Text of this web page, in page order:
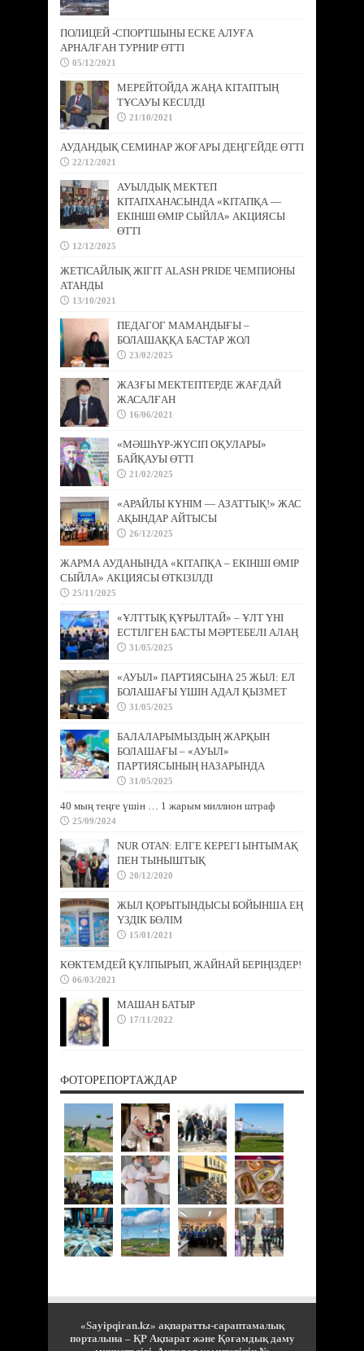
ПОЛИЦЕЙ -СПОРТШЫНЫ ЕСКЕ АЛУҒА
АРНАЛҒАН ТУРНИР ӨТТІ
05/12/2021
МЕРЕЙТОЙДА ЖАҢА КІТАПТЫҢ
ТҰСАУЫ КЕСІЛДІ
21/10/2021
АУДАНДЫҚ СЕМИНАР ЖОҒАРЫ ДЕҢГЕЙДЕ ӨТТІ
22/12/2021
АУЫЛДЫҚ МЕКТЕП
КІТАПХАНАСЫНДА «КІТАПҚА —
ЕКІНШІ ӨМІР СЫЙЛА» АКЦИЯСЫ
ӨТТІ
12/12/2025
ЖЕТІСАЙЛЫҚ ЖІГІТ ALASH PRIDE ЧЕМПИОНЫ
АТАНДЫ
13/10/2021
ПЕДАГОГ МАМАНДЫҒЫ –
БОЛАШАҚҚА БАСТАР ЖОЛ
23/02/2025
ЖАЗҒЫ МЕКТЕПТЕРДЕ ЖАҒДАЙ
ЖАСАЛҒАН
16/06/2021
«МӘШҺҮР-ЖҮСІП ОҚУЛАРЫ»
БАЙҚАУЫ ӨТТІ
21/02/2025
«АРАЙЛЫ КҮНІМ — АЗАТТЫҚ!» ЖАС
АҚЫНДАР АЙТЫСЫ
26/12/2025
ЖАРМА АУДАНЫНДА «КІТАПҚА – ЕКІНШІ ӨМІР
СЫЙЛА» АКЦИЯСЫ ӨТКІЗІЛДІ
25/11/2025
«ҰЛТТЫҚ ҚҰРЫЛТАЙ» – ҰЛТ ҮНІ
ЕСТІЛГЕН БАСТЫ МӘРТЕБЕЛІ АЛАҢ
31/05/2025
«АУЫЛ» ПАРТИЯСЫНА 25 ЖЫЛ: ЕЛ
БОЛАШАҒЫ ҮШІН АДАЛ ҚЫЗМЕТ
31/05/2025
БАЛАЛАРЫМЫЗДЫҢ ЖАРҚЫН
БОЛАШАҒЫ – «АУЫЛ»
ПАРТИЯСЫНЫҢ НАЗАРЫНДА
31/05/2025
40 мың теңге үшін … 1 жарым миллион штраф
25/09/2024
NUR OTAN: ЕЛГЕ КЕРЕГІ ЫНТЫМАҚ
ПЕН ТЫНЫШТЫҚ
20/12/2020
ЖЫЛ ҚОРЫТЫНДЫСЫ БОЙЫНША ЕҢ
ҮЗДІК БӨЛІМ
15/01/2021
КӨКТЕМДЕЙ ҚҰЛПЫРЫП, ЖАЙНАЙ БЕРІҢІЗДЕР!
06/03/2021
МАШАН БАТЫР
17/11/2022
ФОТОРЕПОРТАЖДАР
«Sayipqiran.kz» ақпаратты-сараптамалық
порталына – ҚР Ақпарат және Қоғамдық даму